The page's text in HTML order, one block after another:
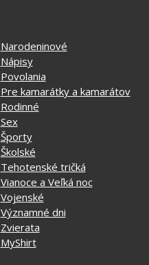
Narodeninové
Nápisy
Povolania
Pre kamarátky a kamarátov
Rodinné
Sex
Športy
Školské
Tehotenské tričká
Vianoce a Veľká noc
Vojenské
Významné dni
Zvierata
MyShirt